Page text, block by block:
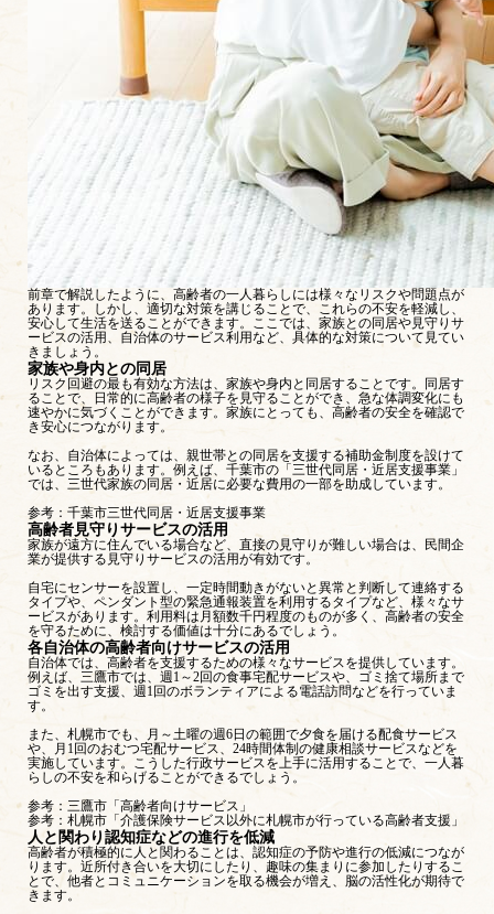
前章で解説したように、高齢者の一人暮らしには様々なリスクや問題点が
あります。しかし、適切な対策を講じることで、これらの不安を軽減し、
安心して生活を送ることができます。ここでは、家族との同居や見守りサ
ービスの活用、自治体のサービス利用など、具体的な対策について見てい
きましょう。
家族や身内との同居
リスク回避の最も有効な方法は、家族や身内と同居することです。同居す
ることで、日常的に高齢者の様子を見守ることができ、急な体調変化にも
速やかに気づくことができます。家族にとっても、高齢者の安全を確認で
き安心につながります。
なお、自治体によっては、親世帯との同居を支援する補助金制度を設けて
いるところもあります。例えば、千葉市の「三世代同居・近居支援事業」
では、三世代家族の同居・近居に必要な費用の一部を助成しています。
参考： 千葉市三世代同居・近居支援事業
高齢者見守りサービスの活用
家族が遠方に住んでいる場合など、直接の見守りが難しい場合は、民間企
業が提供する見守りサービスの活用が有効です。
自宅にセンサーを設置し、一定時間動きがないと異常と判断して連絡する
タイプや、ペンダント型の緊急通報装置を利用するタイプなど、様々なサ
ービスがあります。利用料は月額数千円程度のものが多く、高齢者の安全
を守るために、検討する価値は十分にあるでしょう。
各自治体の高齢者向けサービスの活用
自治体では、高齢者を支援するための様々なサービスを提供しています。
例えば、三鷹市では、週1～2回の食事宅配サービスや、ゴミ捨て場所まで
ゴミを出す支援、週1回のボランティアによる電話訪問などを行っていま
す。
また、札幌市でも、月～土曜の週6日の範囲で夕食を届ける配食サービス
や、月1回のおむつ宅配サービス、24時間体制の健康相談サービスなどを
実施しています。こうした行政サービスを上手に活用することで、一人暮
らしの不安を和らげることができるでしょう。
参考： 三鷹市「高齢者向けサービス」
参考： 札幌市「介護保険サービス以外に札幌市が行っている高齢者支援」
人と関わり認知症などの進行を低減
高齢者が積極的に人と関わることは、認知症の予防や進行の低減につなが
ります。近所付き合いを大切にしたり、趣味の集まりに参加したりするこ
とで、他者とコミュニケーションを取る機会が増え、脳の活性化が期待で
きます。